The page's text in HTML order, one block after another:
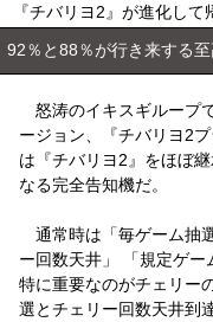
『チバリヨ2』が進化して
92％と88％が行き来する
怒涛のイキスギループ
ージョン、『チバリヨ2
は『チバリヨ2』をほぼ
なる完全告知機だ。
通常時は「毎ゲーム抽
ー回数天井」 「規定ゲー
特に重要なのがチェリー
選とチェリー回数天井到